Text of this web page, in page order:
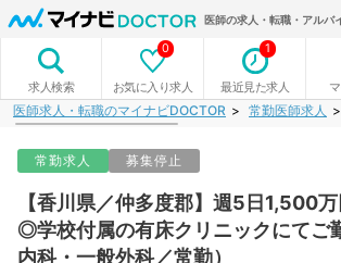
医師の求人・転職・アルバ
求人検索 お気に入り求人
0
最近見た求人
1
医師求人・転職のマイナビDOCTOR 常勤医師求人
常勤求人 募集停止
【香川県／仲多度郡】週5日1,500
◎学校付属の有床クリニックにてご
内科・一般外科／常勤）